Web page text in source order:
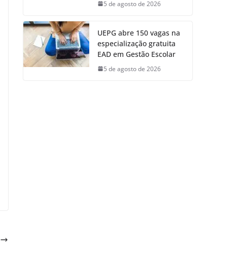
5 de agosto de 2026
UEPG abre 150 vagas na
especialização gratuita
EAD em Gestão Escolar
5 de agosto de 2026